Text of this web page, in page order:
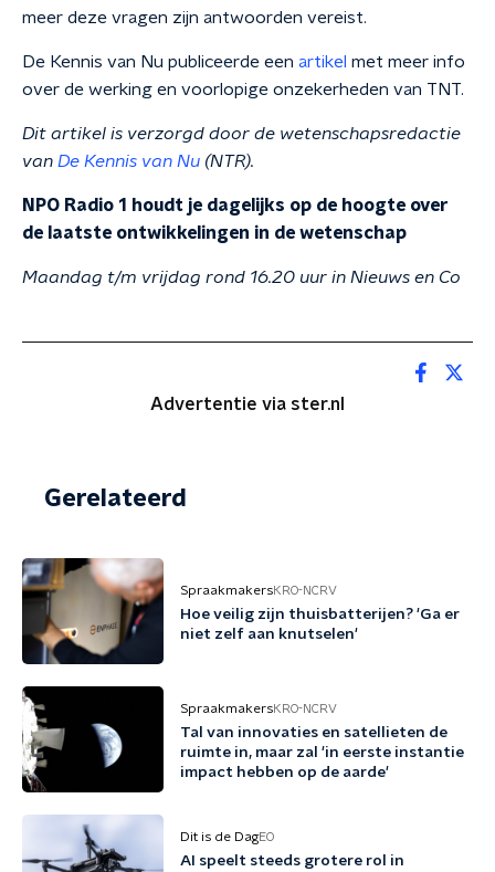
meer deze vragen zijn antwoorden vereist.
De Kennis van Nu publiceerde een artikel met meer info
over de werking en voorlopige onzekerheden van TNT.
Dit artikel is verzorgd door de wetenschapsredactie
van De Kennis van Nu (NTR).
NPO Radio 1 houdt je dagelijks op de hoogte over
de laatste ontwikkelingen in de wetenschap
Maandag t/m vrijdag rond 16.20 uur in Nieuws en Co
Advertentie via ster.nl
Gerelateerd
SpraakmakersKRO-NCRV
Hoe veilig zijn thuisbatterijen? 'Ga er
niet zelf aan knutselen'
SpraakmakersKRO-NCRV
Tal van innovaties en satellieten de
ruimte in, maar zal 'in eerste instantie
impact hebben op de aarde'
Dit is de DagEO
AI speelt steeds grotere rol in